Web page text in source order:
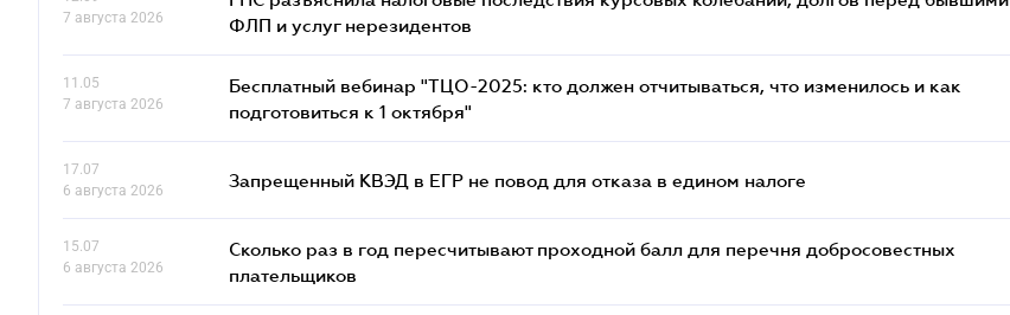
7 августа 2026
ФЛП и услуг нерезидентов
11.05
7 августа 2026
Бесплатный вебинар "ТЦО-2025: кто должен отчитываться, что изменилось и как
подготовиться к 1 октября"
17.07
6 августа 2026
Запрещенный КВЭД в ЕГР не повод для отказа в едином налоге
15.07
6 августа 2026
Сколько раз в год пересчитывают проходной балл для перечня добросовестных
плательщиков